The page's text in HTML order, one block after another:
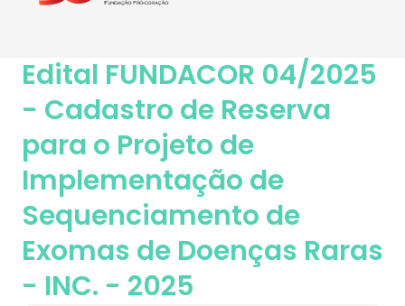
Edital FUNDACOR 04/2025
- Cadastro de Reserva
para o Projeto de
Implementação de
Sequenciamento de
Exomas de Doenças Raras
- INC. - 2025